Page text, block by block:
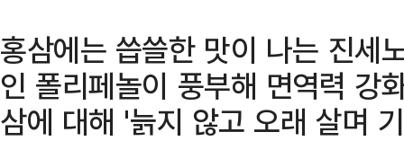
홍삼에는 씁쓸한 맛이 나는 진세
인 폴리페놀이 풍부해 면역력 강
삼에 대해 '늙지 않고 오래 살며